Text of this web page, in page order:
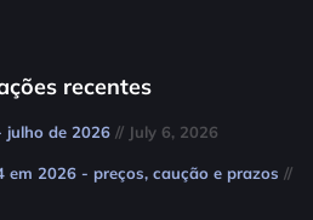
recentes
julho de 2026 // July 6, 2026
em 2026 - preços, caução e prazos //